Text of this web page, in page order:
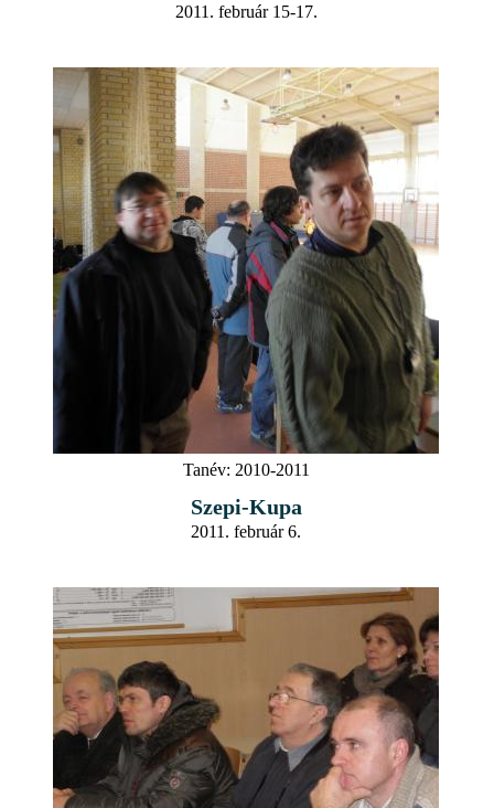
2011. február 15-17.
Tanév: 2010-2011
Szepi-Kupa
2011. február 6.